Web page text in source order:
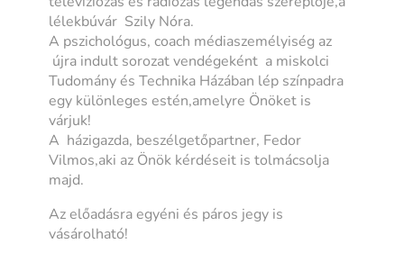
lélekbúvár Szily Nóra.
A pszichológus, coach médiaszemélyiség az
újra indult sorozat vendégeként a miskolci
Tudomány és Technika Házában lép színpadra
egy különleges estén,amelyre Önöket is
várjuk!
A házigazda, beszélgetőpartner, Fedor
Vilmos,aki az Önök kérdéseit is tolmácsolja
majd.
Az előadásra egyéni és páros jegy is
vásárolható!